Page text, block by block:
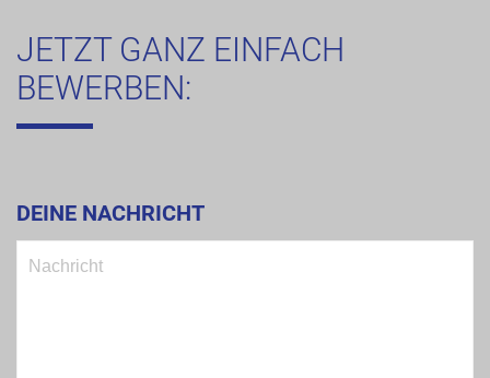
JETZT GANZ EINFACH
BEWERBEN:
DEINE NACHRICHT